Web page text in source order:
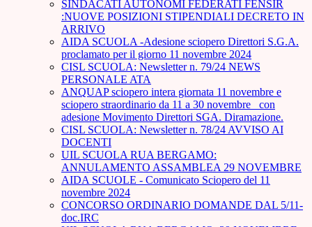
SINDACATI AUTONOMI FEDERATI FENSIR
:NUOVE POSIZIONI STIPENDIALI DECRETO IN
ARRIVO
AIDA SCUOLA -Adesione sciopero Direttori S.G.A.
proclamato per il giorno 11 novembre 2024
CISL SCUOLA: Newsletter n. 79/24 NEWS
PERSONALE ATA
ANQUAP sciopero intera giornata 11 novembre e
sciopero straordinario da 11 a 30 novembre_ con
adesione Movimento Direttori SGA. Diramazione.
CISL SCUOLA: Newsletter n. 78/24 AVVISO AI
DOCENTI
UIL SCUOLA RUA BERGAMO:
ANNULAMENTO ASSAMBLEA 29 NOVEMBRE
AIDA SCUOLE - Comunicato Sciopero del 11
novembre 2024
CONCORSO ORDINARIO DOMANDE DAL 5/11-
doc.IRC